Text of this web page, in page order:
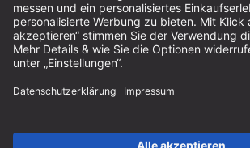
AGB
Datenschutz
Cookie-Einstellungen
© 2026 sauter GmbH
* kostenloser Versand ab 150 Euro Bestellwert